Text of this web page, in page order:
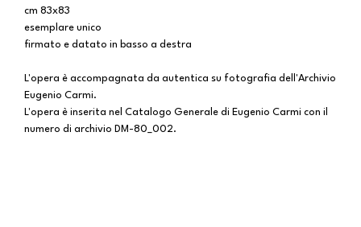
cm 83x83
esemplare unico
firmato e datato in basso a destra
L'opera è accompagnata da autentica su fotografia dell'Archivio
Eugenio Carmi.
L'opera è inserita nel Catalogo Generale di Eugenio Carmi con il
numero di archivio DM-80_002.